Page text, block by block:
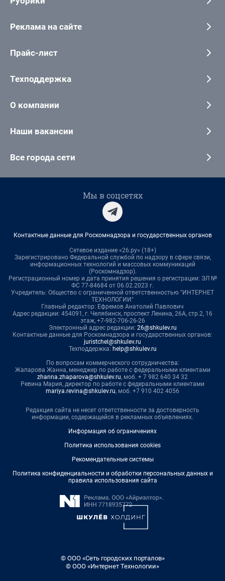
Реклама на сайте
Прайс-лист
Техподдержка
О компании
Наши вакансии
Все города сети
Мы в соцсетях
Контактные данные для Роскомнадзора и государственных органов
Сетевое издание «26.ру» (18+)
Зарегистрировано Федеральной службой по надзору в сфере связи,
информационных технологий и массовых коммуникаций
(Роскомнадзор).
Регистрационный номер и дата принятия решения о регистрации: ЭЛ №
ФС 77-84684 от 06.02.2023 г.
Учредитель: Общество с ограниченной ответственностью "ИНТЕРНЕТ
ТЕХНОЛОГИИ"
Главный редактор: Ефремов Анатолий Павлович
Адрес редакции: 454091, г. Челябинск, проспект Ленина, 26А, стр.2, 16
этаж, +7-982-706-26-26
Электронный адрес редакции: 26@shkulev.ru
Контактные данные для Роскомнадзора и государственных органов:
juristchel@shkulev.ru
Техподдержка: help@shkulev.ru
По вопросам коммерческого сотрудничества:
Жапарова Жанна, менеджер по работе с федеральными клиентами
zhanna.zhaparova@shkulev.ru, моб. + 7 982 640 34 32
Ревина Мария, директор по работе с федеральными клиентами
mariya.revina@shkulev.ru, моб. +7 910 402 4056
Редакция сайта не несет ответственности за достоверность
информации, содержащейся в рекламных объявлениях.
Информация об ограничениях
Политика использования cookies
Рекомендательные системы
Политика конфиденциальности и обработки персональных данных и
правила использования сайта
© ООО «Сеть городских порталов»
© ООО «Интернет Технологии»